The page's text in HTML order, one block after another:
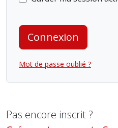
Connexion
Mot de passe oublié ?
Pas encore inscrit ?